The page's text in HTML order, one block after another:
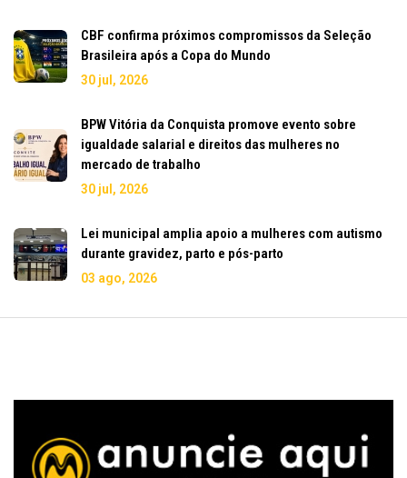
CBF confirma próximos compromissos da Seleção
Brasileira após a Copa do Mundo
30 jul, 2026
BPW Vitória da Conquista promove evento sobre
igualdade salarial e direitos das mulheres no
mercado de trabalho
30 jul, 2026
Lei municipal amplia apoio a mulheres com autismo
durante gravidez, parto e pós-parto
03 ago, 2026